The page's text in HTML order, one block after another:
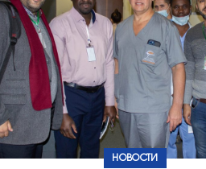
НОВОСТИ